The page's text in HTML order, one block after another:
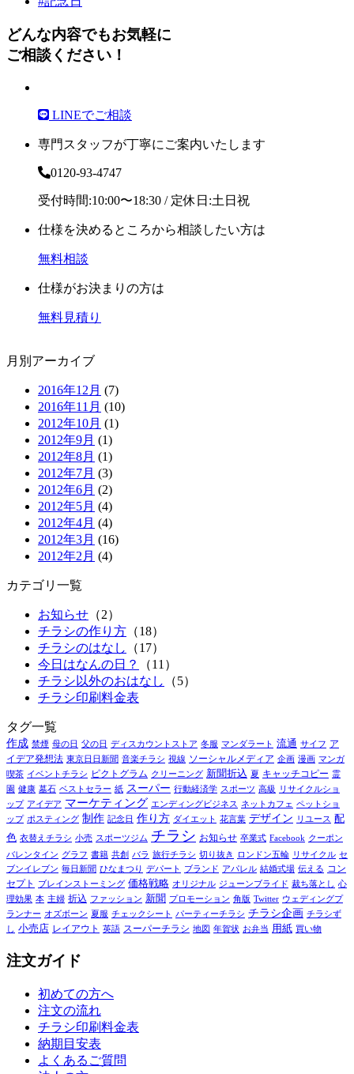
どんな内容でもお気軽に
ご相談ください！
LINEでご相談
専門スタッフが丁寧にご案内いたします
0120-93-4747
受付時間:10:00〜18:30 / 定休日:土日祝
仕様を決めるところから相談したい方は
無料相談
仕様がお決まりの方は
無料見積り
月別アーカイブ
2016年12月 (7)
2016年11月 (10)
2012年10月 (1)
2012年9月 (1)
2012年8月 (1)
2012年7月 (3)
2012年6月 (2)
2012年5月 (4)
2012年4月 (4)
2012年3月 (16)
2012年2月 (4)
カテゴリ一覧
お知らせ （2）
チラシの作り方 （18）
チラシのはなし
（17）
今日はなんの日？
（11）
チラシ以外のおはなし
（5）
チラシ印刷料金表
タグ一覧
作成 禁煙 母の日 父の日 ディスカウントストア 冬服 マンダラート 流通 サイフ ア
イデア発想法 東京日日新聞 音楽チラシ 視線 ソーシャルメディア 企画 漫画 マンガ
喫茶 イベントチラシ ピクトグラム クリーニング 新聞折込 夏 キャッチコピー 霊
園 健康 墓石 ベストセラー 紙 スーパー 行動経済学 スポーツ 高級
リサイクルショ
ップ アイデア マーケティング エンディングビジネス ネットカフェ ペットショ
ップ ポスティング 制作 記念日 作り方 ダイエット 花言葉 デザイン リユース 配
色 衣替えチラシ 小売 スポーツジム チラシ お知らせ 卒業式 Facebook クーポン
バレンタイン グラフ 書籍 共創 バラ 旅行チラシ 切り抜き ロンドン五輪 リサイクル セ
ブンイレブン 毎日新聞 ひなまつり デパート ブランド アパレル 結婚式場 伝える コン
セプト
ブレインストーミング 価格戦略 オリジナル ジューンブライド 裁ち落とし 心
理効果 本 主婦 折込 ファッション 新聞 プロモーション 角版 Twitter ウェディングプ
ランナー オズボーン 夏服 チェックシート パーティーチラシ チラシ企画 チラシず
し 小売店 レイアウト 英語 スーパーチラシ 地図 年賀状 お弁当 用紙 買い物
注文ガイド
初めての方へ
注文の流れ
チラシ印刷料金表
納期目安表
よくあるご質問